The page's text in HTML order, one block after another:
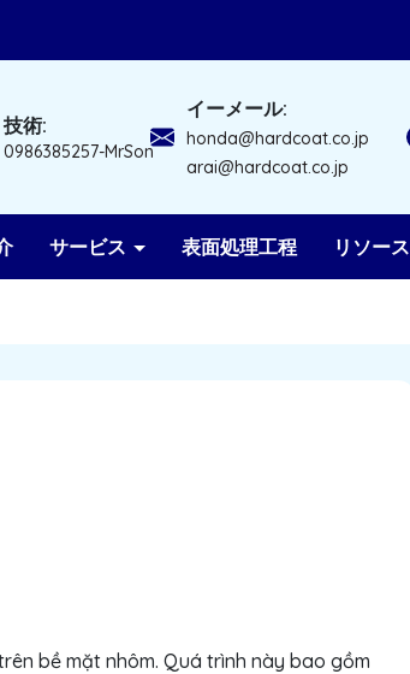
技術:
0986385257-MrSon
イーメール:
honda@hardcoat.co.jp
arai@hardcoat.co.jp
サービス 表面処理工程 リソース
bề mặt nhôm. Quá trình này bao gồm